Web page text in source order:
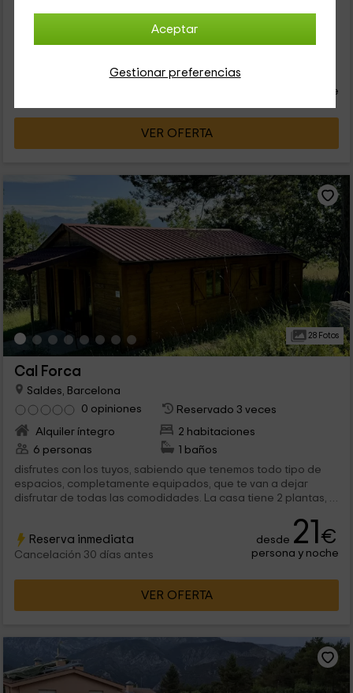
Aceptar
Gestionar preferencias
que vais a poder disfrutar de las mejores prestaciones que se
encuentran dentro del pueblo de Ciutadilla. Se trata de una
Contacto directo
persona y noche
VER OFERTA
28 Fotos
Cal Forca
Saldes, Barcelona
0 opiniones
Reservado 3 veces
Alquiler íntegro
2 habitaciones
6 personas
1 baños
disfrutes con los tuyos, sabiendo que tenemos todo tipo de
espacios, completamente equipados, que te van a dejar
disfrutar de todas las comodidades. La casa tiene 2 plantas, y
Reserva inmediata
Cancelación 30 días antes
desde 21€
persona y noche
VER OFERTA